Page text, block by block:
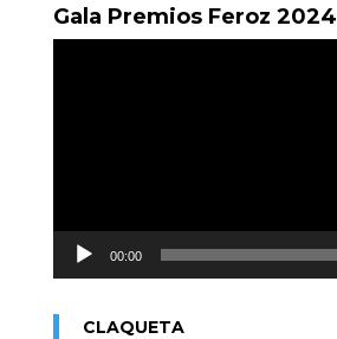
Gala Premios Feroz 2024
00:00
CLAQUETA